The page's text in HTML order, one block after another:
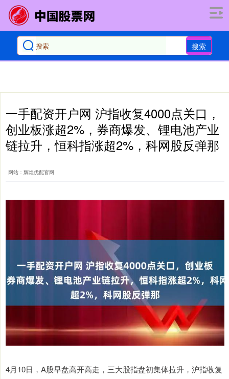
搜索
一手配资开户网 沪指收复4000点关口，
创业板涨超2%，券商爆发、锂电池产业
链拉升，恒科指涨超2%，科网股反弹那
网站：辉煌优配官网
4月10日，A股早盘高开高走，三大股指盘初集体拉升，沪指收复